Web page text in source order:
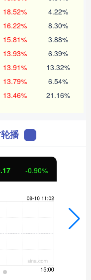
18.52% 4.22%
16.22% 8.30%
15.81% 3.88%
13.93% 6.39%
13.91% 13.32%
13.79% 6.54%
13.46% 21.16%
播
-0.88%